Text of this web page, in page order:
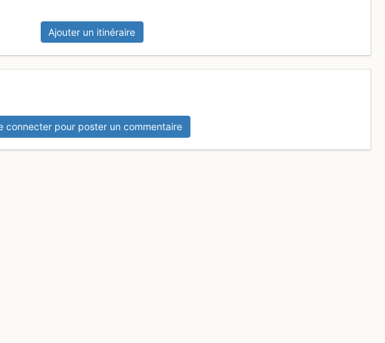
Ajouter un itinéraire
connecter pour poster un commentaire